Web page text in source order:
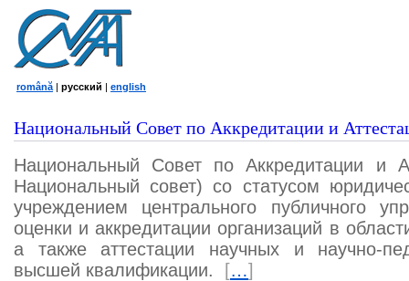
română | русский | english
Национальный Совет по Аккредитации и
Национальный Совет по Аккредитации и
Национальный совет) со статусом
учреждением центрального публичного
оценки и аккредитации организаций в
а также аттестации научных и научно-
высшей квалификации.
[…]